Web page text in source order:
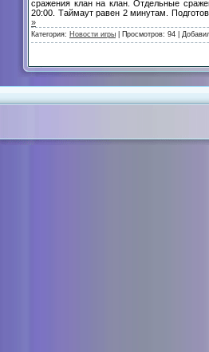
сражения клан на клан. Отдельные
20:00. Таймаут равен 2 минутам.
»
Категория: Новости игры | Просмотров: 94 |